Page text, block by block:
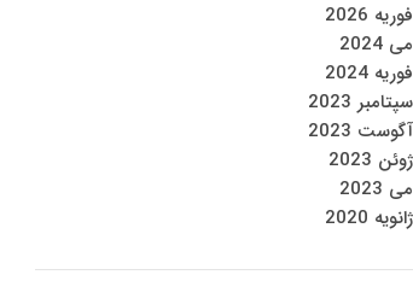
فوریه 2026
می 2024
فوریه 2024
سپتامبر 2023
آگوست 2023
ژوئن 2023
می 2023
ژانویه 2020